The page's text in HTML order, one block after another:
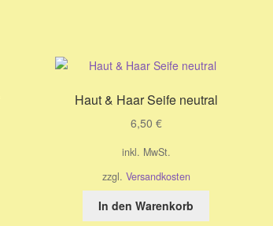
Haut & Haar Seife neutral
6,50 €
inkl. MwSt.
zzgl. Versandkosten
In den Warenkorb